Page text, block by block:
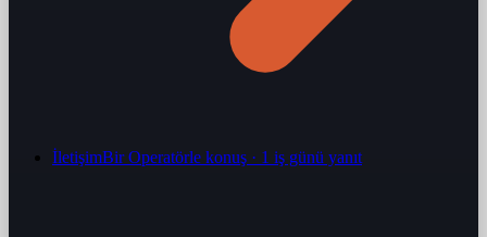
İletişimBir Operatörle konuş · 1 iş günü yanıt